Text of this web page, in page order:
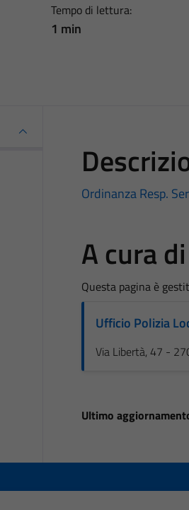
Tempo di lettura:
1 min
Ordinanza Resp.
A cura di
Questa pagina è
Ufficio Polizia
Via Libertà, 47 -
Ultimo